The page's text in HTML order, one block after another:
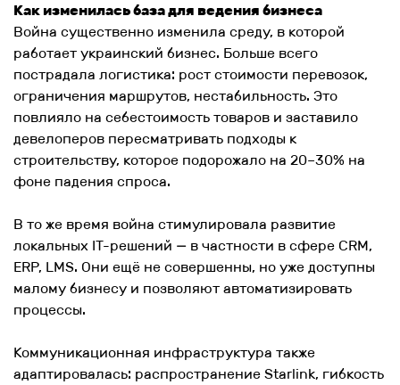
Как изменилась база для ведения бизнеса
Война существенно изменила среду, в которой
работает украинский бизнес. Больше всего
пострадала логистика: рост стоимости перевозок,
ограничения маршрутов, нестабильность. Это
повлияло на себестоимость товаров и заставило
девелоперов пересматривать подходы к
строительству, которое подорожало на 20–30% на
фоне падения спроса.
В то же время война стимулировала развитие
локальных IT-решений — в частности в сфере CRM,
ERP, LMS. Они ещё не совершенны, но уже доступны
малому бизнесу и позволяют автоматизировать
процессы.
Коммуникационная инфраструктура также
адаптировалась: распространение Starlink, гибкость